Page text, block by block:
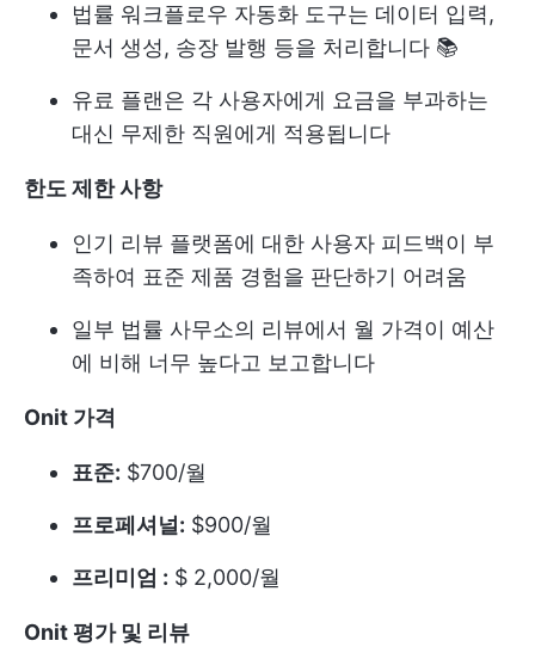
법률 워크플로우 자동화 도구는 데이터 입력,
문서 생성, 송장 발행 등을 처리합니다 📚
유료 플랜은 각 사용자에게 요금을 부과하는
대신 무제한 직원에게 적용됩니다
한도 제한 사항
인기 리뷰 플랫폼에 대한 사용자 피드백이 부
족하여 표준 제품 경험을 판단하기 어려움
일부 법률 사무소의 리뷰에서 월 가격이 예산
에 비해 너무 높다고 보고합니다
Onit 가격
표준: $700/월
프로페셔널: $900/월
프리미엄 : $ 2,000/월
Onit 평가 및 리뷰